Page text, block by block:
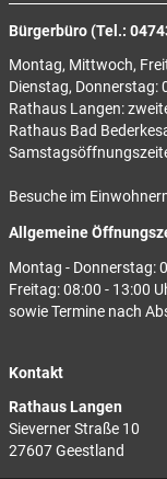
Bürgerbüro (Tel.:
Montag, Mittwoch,
Dienstag, Donnerstag:
Rathaus Langen:
Rathaus Bad
Besuche im
Allgemeine
Montag - Donnerstag:
Freitag: 08:00 - 13:00
sowie Termine nach
Kontakt
Rathaus Langen
Sieverner Straße 10
27607 Geestland